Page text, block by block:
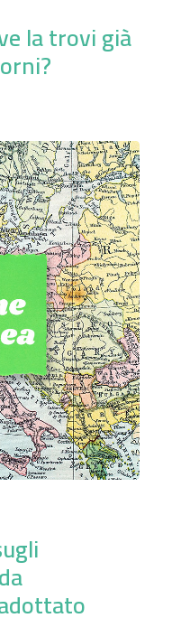
la trovi già